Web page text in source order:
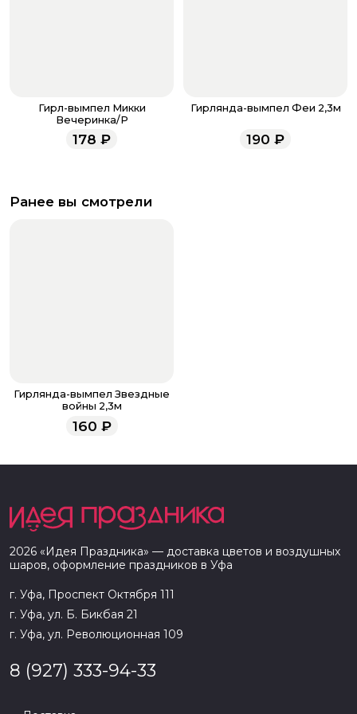
Гирл-вымпел Микки
Вечеринка/Р
178 ₽
Гирлянда-вымпел Феи 2,3м
190 ₽
Ранее вы смотрели
Гирлянда-вымпел Звездные
войны 2,3м
160 ₽
2026 «Идея Праздника» — доставка цветов и воздушных
шаров, оформление праздников в Уфа
г. Уфа, Проспект Октября 111
г. Уфа, ул. Б. Бикбая 21
г. Уфа, ул. Революционная 109
8 (927) 333-94-33